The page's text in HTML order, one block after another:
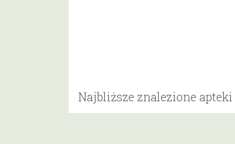
Najbliższe znalezione